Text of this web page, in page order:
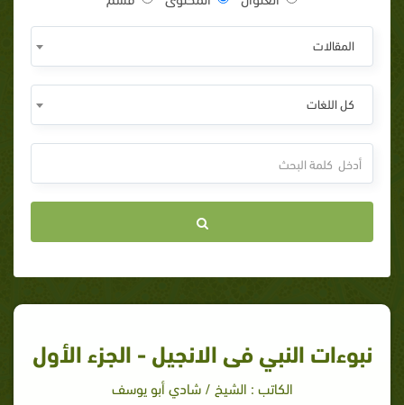
المقالات
كل اللغات
نبوءات النبي فى الانجيل - الجزء الأول
الكاتب : الشيخ / شادي أبو يوسف